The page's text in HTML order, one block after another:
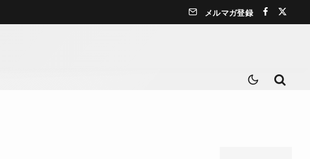
メルマガ登録